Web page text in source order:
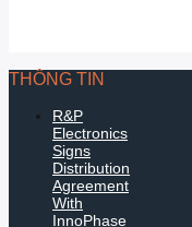
THÔNG TIN
R&P
Electronics
Signs
Distribution
Agreement
With
InnoPhase